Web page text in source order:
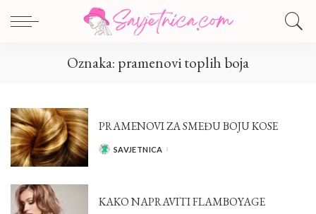
Oznaka: pramenovi toplih boja
PRAMENOVI ZA SMEĐU BOJU KOSE
POSTED
SAVJETNICA
KAKO NAPRAVITI FLAMBOYAGE